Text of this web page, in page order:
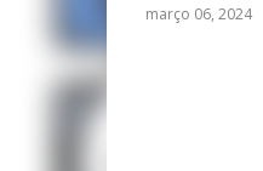
março 06, 2024